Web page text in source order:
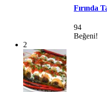
Fırında
94
Beğeni!
2